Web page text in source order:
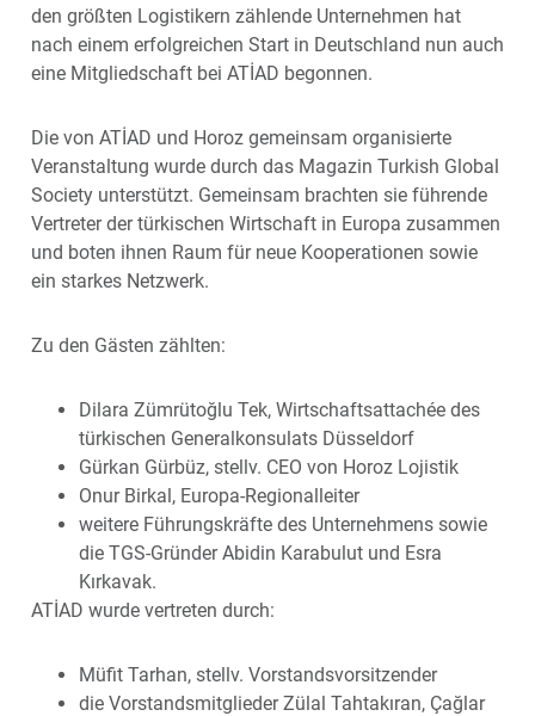
den größten Logistikern zählende Unternehmen hat
nach einem erfolgreichen Start in Deutschland nun auch
eine Mitgliedschaft bei ATİAD begonnen.
Die von ATİAD und Horoz gemeinsam organisierte
Veranstaltung wurde durch das Magazin Turkish Global
Society unterstützt. Gemeinsam brachten sie führende
Vertreter der türkischen Wirtschaft in Europa zusammen
und boten ihnen Raum für neue Kooperationen sowie
ein starkes Netzwerk.
Zu den Gästen zählten:
Dilara Zümrütoğlu Tek, Wirtschaftsattachée des
türkischen Generalkonsulats Düsseldorf
Gürkan Gürbüz, stellv. CEO von Horoz Lojistik
Onur Birkal, Europa-Regionalleiter
weitere Führungskräfte des Unternehmens sowie
die TGS-Gründer Abidin Karabulut und Esra
Kırkavak.
ATİAD wurde vertreten durch:
Müfit Tarhan, stellv. Vorstandsvorsitzender
die Vorstandsmitglieder Zülal Tahtakıran, Çağlar